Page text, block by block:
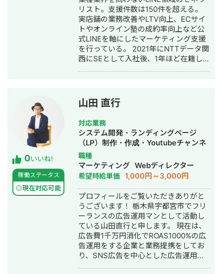
月500PV ◉自社メディア（SEO集客）
（2018年） ⇒ペットメディアの運営で
ドッグフードの案件月100件以上獲得
◉自社メディア（SEO集客）（2018
年） ⇒車メディアの運営で車買取査定
の案件月300件獲得 ◉自社メディア
（SEO集客）（2017年~2022年） ⇒ブ
（2018年~） ⇒家内の趣味のスライム
をEC販売のアドバイスで月商150万円
※家内のセンスが良かった可能性多いに
あり ◉自社メディア（SEO集客）
（2019年） ⇒オウンドメディアの売却
（約2000万円） ◉自社メディア（SEO
集客）（2020年） ⇒女性向けメディア
の運営で医療脱毛の案件月150件以上獲
得 ◉広告運用代行（2021年） ⇒リプ
レイスでクライアント様の売上5倍 ※ク
ライアント様の商材が良かった可能性
多いにあり ◉広告運用代行（2021年）
⇒クリニック様の新規立上げ→半年後
に月商3000万円 ※クライアント様の商
材が良かった可能性多いにあり ◉自社
メディア（SEO集客）（2021年~2022
年） ⇒女性向けメディアの運営で美容
整形の案件月150以上件獲得 ◉自社メ
援・Web制作・広告運用のご相談を承
っております。 【提供できる価値】 心
理学に基づく訴求設計・ライティング
成果に直結するWebサイト / LP制作
Google広告・Meta広告などの運用改
善 事業成長させるためのマーケティン
グ戦略全体設計 コミュニティ運営・商
化したい サイトやLPを「刺さる構成」
で作りたい 広告運用の成果を今より伸
ばしたい マーケティング担当がいない
ので伴走してほしい 起業・事業拡大に
向けて戦略を整理したい 「人の心が動
く瞬間をつくる」ことを軸に、ただ作
る・ただ運用するだけでなく、成果に
つながる本質的な施策をご提案しま
す。 まずはお気軽にご相談ください。
リスト。支援件数は150件を超える。
実店舗の業務改善やLTV向上、ECサイ
トやオンライン塾の成約率向上など公
式LINEを軸にしたマーケティング支援
を行っている。 2021年にNTTデータ関
西にSEとして入社後、1年ほど在籍し
ネルのトータル的な設計により成果を
実現していく。
0いいね!
稼働ステータス
◎現在対応可能
山田 直行
対応業務
システム開発・ランディングページ
（LP）制作・作成・Youtubeチャンネ
ル運営代行・立ち上げ・SEO対策・
SNS運用代行・記事作成代行・ライテ
ィング・ホームページ制作・作成・リ
スティング広告運用代行・動画制作・
動画編集・作曲・AI活用
職種
マーケティング Webディレクター
希望時給単価 1,000円～3,000円
プロフィールをご覧いただきありがと
うございます！ 栃木県宇都宮市でフリ
ーランスの広告運用マンとして活動し
ている山田直行と申します。 現在は、
広告費1千万円消化でROAS1000%の広
告運用をする企業と業務提携をしてお
り、SNS広告を中心とした広告運用サ